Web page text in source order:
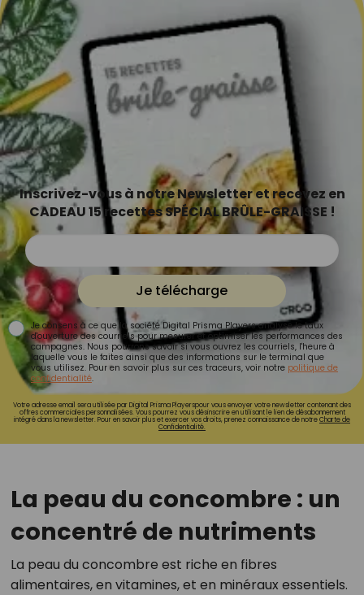
Inscrivez-vous à notre Newsletter et recevez en
CADEAU 15 recettes SPÉCIAL BRÛLE-GRAISSE !
Je télécharge
Je consens à ce que la société Digital Prisma Players analyse le taux
d'ouverture des courriels pour mesurer et optimiser les performances des
campagnes. Nous pourrons savoir si vous ouvrez les courriels, l'heure à
laquelle vous le faites ainsi que des informations sur le terminal que
vous utilisez. Pour en savoir plus sur ces traceurs, voir notre politique de
confidentialité.
Votre adresse email sera utilisée par Digital Prisma Playerspour vous envoyer votre newsletter contenant des
offres commerciales personnalisées. Vous pourrez vous désinscrire en utilisant le lien de désabonnement
intégré dans la newsletter. Pour en savoir plus et exercer vos droits, prenez connaissance de notreCharte de
Confidentialité.
La peau du concombre : un
concentré de nutriments
La peau du concombre est riche en fibres
alimentaires, en vitamines, et en minéraux essentiels.